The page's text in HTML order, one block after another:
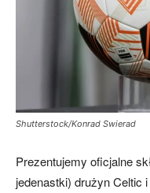
skład)
Shutterstock/Konrad Swierad
Prezentujemy oficjalne
jedenastki) drużyn Celtic